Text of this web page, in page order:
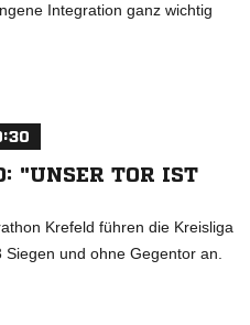
Integration ganz wichtig
"UNSER TOR IST
Krefeld führen die Kreisliga
und ohne Gegentor an.